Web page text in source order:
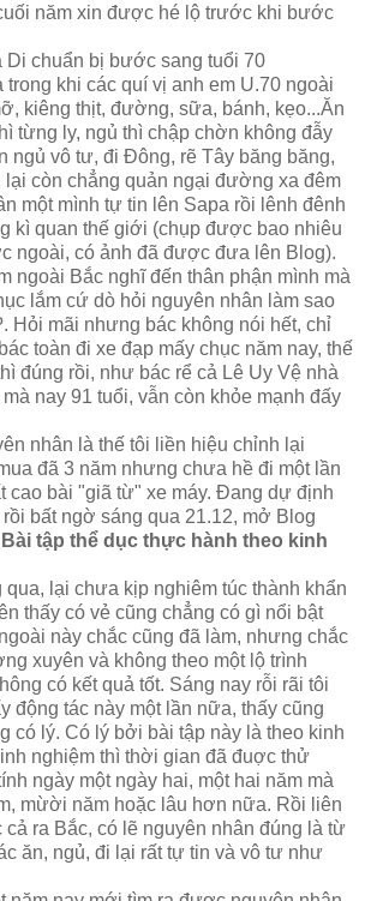
năm xin được hé lộ trước khi bước
Di chuẩn bị bước sang tuổi 70
trong khi các quí vị anh em U.70 ngoài
kiêng thịt, đường, sữa, bánh, kẹo...Ăn
từng ly, ngủ thì chập chờn không đẫy
ngủ vô tư, đi Đông, rẽ Tây băng băng,
lại còn chẳng quản ngại đường xa đêm
một mình tự tin lên Sapa rồi lênh đênh
kì quan thế giới (chụp được bao nhiêu
ngoài, có ảnh đã được đưa lên Blog).
ngoài Bắc nghĩ đến thân phận mình mà
lắm cứ dò hỏi nguyên nhân làm sao
Hỏi mãi nhưng bác không nói hết, chỉ
toàn đi xe đạp mấy chục năm nay, thế
đúng rồi, như bác rể cả Lê Uy Vệ nhà
nay 91 tuổi, vẫn còn khỏe mạnh đấy
nhân là thế tôi liền hiệu chỉnh lại
đã 3 năm nhưng chưa hề đi một lần
cao bài "giã từ" xe máy. Đang dự định
bất ngờ sáng qua 21.12, mở Blog
Bài tập thể dục thực hành theo kinh
qua, lại chưa kịp nghiêm túc thành khẩn
thấy có vẻ cũng chẳng có gì nổi bật
này chắc cũng đã làm, nhưng chắc
xuyên và không theo một lộ trình
có kết quả tốt. Sáng nay rỗi rãi tôi
động tác này một lần nữa, thấy cũng
có lý. Có lý bởi bài tập này là theo kinh
nghiệm thì thời gian đã đuợc thử
ngày một ngày hai, một hai năm mà
mừời năm hoặc lâu hơn nữa. Rồi liên
ra Bắc, có lẽ nguyên nhân đúng là từ
ăn, ngủ, đi lại rất tự tin và vô tư như